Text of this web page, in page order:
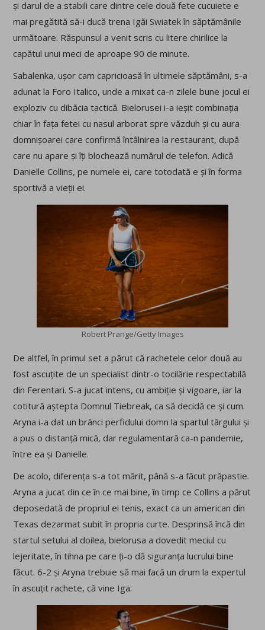
și darul de a stabili care dintre cele două fete cucuiete e
mai pregătită să-i ducă trena Igăi Swiatek în săptămânile
următoare. Răspunsul a venit scris cu litere chirilice la
capătul unui meci de aproape 90 de minute.
Sabalenka, ușor cam capricioasă în ultimele săptămâni, s-a
adunat la Foro Italico, unde a mixat ca-n zilele bune jocul ei
exploziv cu dibăcia tactică. Bielorusei i-a ieșit combinația
chiar în fața fetei cu nasul arborat spre văzduh și cu aura
domnișoarei care confirmă întâlnirea la restaurant, după
care nu apare și îți blochează numărul de telefon. Adică
Danielle Collins, pe numele ei, care totodată e și în forma
sportivă a vieții ei.
Robert Prange/Getty Images
De altfel, în primul set a părut că rachetele celor două au
fost ascuțite de un specialist dintr-o tocilărie respectabilă
din Ferentari. S-a jucat intens, cu ambiție și vigoare, iar la
cotitură aștepta Domnul Tiebreak, ca să decidă ce și cum.
Aryna i-a dat un brânci perfidului domn la spartul târgului și
a pus o distanță mică, dar regulamentară ca-n pandemie,
între ea și Danielle.
De acolo, diferența s-a tot mărit, până s-a făcut prăpastie.
Aryna a jucat din ce în ce mai bine, în timp ce Collins a părut
deposedată de propriul ei tenis, exact ca un american din
Texas dezarmat subit în propria curte. Desprinsă încă din
startul setului al doilea, bielorusa a dovedit meciul cu
lejeritate, în tihna pe care ți-o dă siguranța lucrului bine
făcut. 6-2 și Aryna trebuie să mai facă un drum la expertul
în ascuțit rachete, că vine Iga.